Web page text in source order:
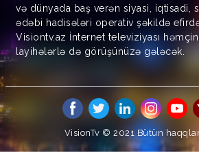
və dünyada baş verən siyasi, iqtisadi,
ədəbi hadisələri operativ şəkildə efirdə
Visiontv.az İnternet televiziyası
layihələrlə də görüşünüzə gələcək.
VisionTv © 2021 Bütün